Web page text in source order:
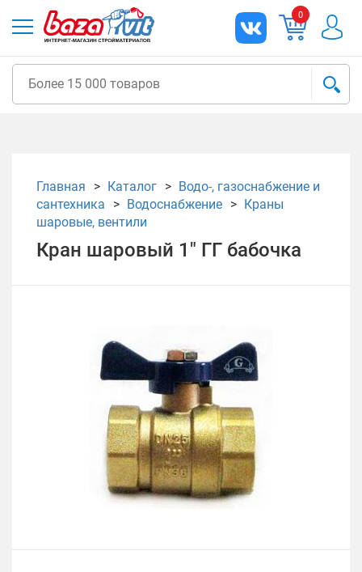
0
Главная Каталог
Водо-, газоснабжение и
сантехника
Водоснабжение
Краны
шаровые, вентили
Кран шаровый 1" ГГ бабочка